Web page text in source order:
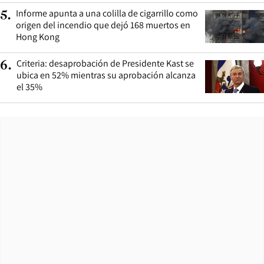
5. Informe apunta a una colilla de cigarrillo como
origen del incendio que dejó 168 muertos en
Hong Kong
6. Criteria: desaprobación de Presidente Kast se
ubica en 52% mientras su aprobación alcanza
el 35%